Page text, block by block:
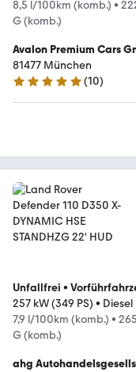
8,5 l/100km (komb.) •
G (komb.)
Avalon Premium Cars
81477 München
5 Sterne
(10)
Unfallfrei •
257 kW (349 PS) • Diesel
7,9 l/100km (komb.) •
G (komb.)
ahg